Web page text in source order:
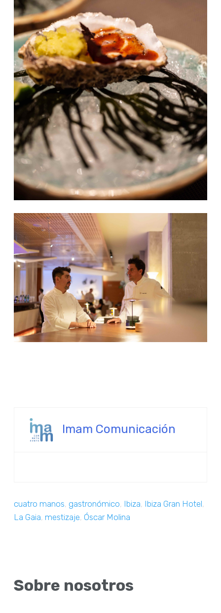
Imam Comunicación
cuatro manos, gastronómico, Ibiza, Ibiza Gran Hotel,
La Gaia,mestizaje,Óscar Molina
Sobre nosotros